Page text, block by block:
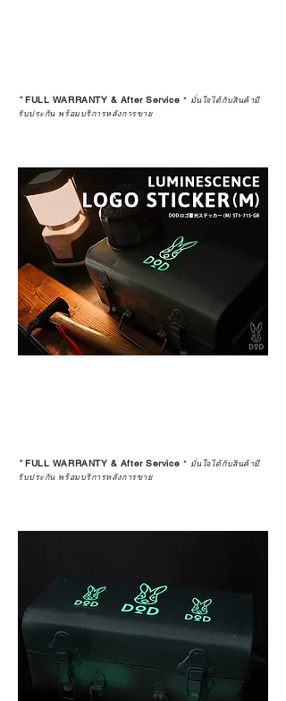
*FULL WARRANTY & After Service * มั่นใจได้กับสินค้ามี
รับประกัน พร้อมบริการหลังการขาย
*FULL WARRANTY & After Service * มั่นใจได้กับสินค้ามี
รับประกัน พร้อมบริการหลังการขาย